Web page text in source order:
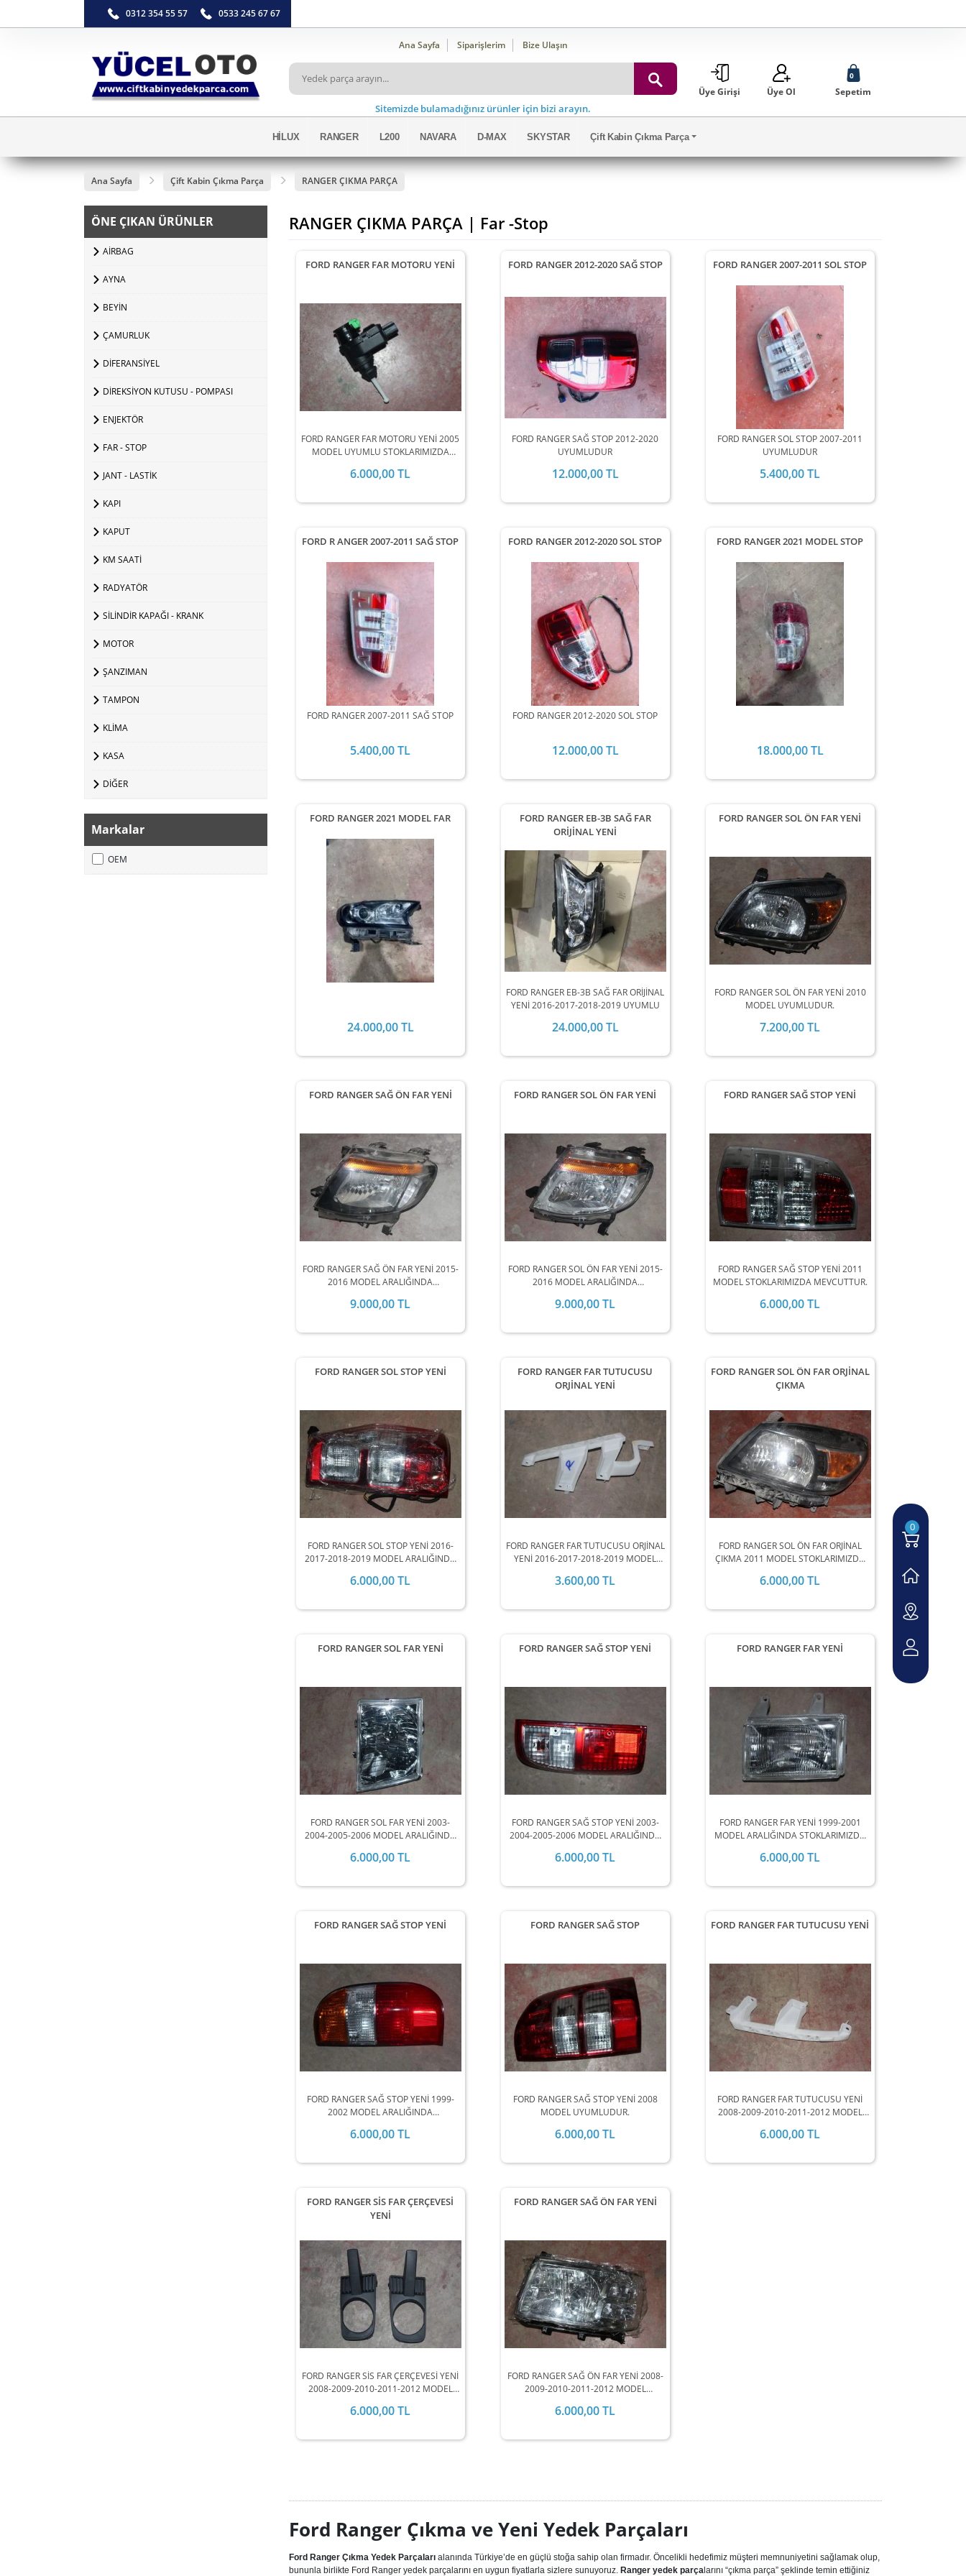
0312 354 55 57 0533 245 67 67
Ana Sayfa Siparişlerim Bize Ulaşın
Sitemizde bulamadığınız ürünler için bizi arayın.
Üye Girişi Üye Ol
0
Sepetim
HİLUX RANGER L200 NAVARA D-MAX SKYSTAR Çift Kabin Çıkma Parça
Ana Sayfa Çift Kabin Çıkma Parça RANGER ÇIKMA PARÇA
ÖNE ÇIKAN ÜRÜNLER
AİRBAG
AYNA
BEYİN
ÇAMURLUK
DİFERANSİYEL
DİREKSİYON KUTUSU - POMPASI
ENJEKTÖR
FAR - STOP
JANT - LASTİK
KAPI
KAPUT
KM SAATİ
RADYATÖR
SİLİNDİR KAPAĞI - KRANK
MOTOR
ŞANZIMAN
TAMPON
KLİMA
KASA
DİĞER
Markalar
OEM
RANGER ÇIKMA PARÇA | Far -Stop
FORD RANGER FAR MOTORU YENİ
FORD RANGER FAR MOTORU YENİ 2005
MODEL UYUMLU STOKLARIMIZDA
6.000,00 TL
FORD RANGER 2012-2020 SAĞ STOP
FORD RANGER SAĞ STOP 2012-2020
UYUMLUDUR
12.000,00 TL
FORD RANGER 2007-2011 SOL STOP
FORD RANGER SOL STOP 2007-2011
UYUMLUDUR
5.400,00 TL
FORD R ANGER 2007-2011 SAĞ STOP
FORD RANGER 2007-2011 SAĞ STOP
5.400,00 TL
FORD RANGER 2012-2020 SOL STOP
FORD RANGER 2012-2020 SOL STOP
12.000,00 TL
FORD RANGER 2021 MODEL STOP
18.000,00 TL
FORD RANGER 2021 MODEL FAR
24.000,00 TL
FORD RANGER EB-3B SAĞ FAR
ORİJİNAL YENİ
FORD RANGER EB-3B SAĞ FAR ORİJİNAL
YENİ 2016-2017-2018-2019 UYUMLU
24.000,00 TL
FORD RANGER SOL ÖN FAR YENİ
FORD RANGER SOL ÖN FAR YENİ 2010
MODEL UYUMLUDUR.
7.200,00 TL
FORD RANGER SAĞ ÖN FAR YENİ
FORD RANGER SAĞ ÖN FAR YENİ 2015-
2016 MODEL ARALIĞINDA
9.000,00 TL
FORD RANGER SOL ÖN FAR YENİ
FORD RANGER SOL ÖN FAR YENİ 2015-
2016 MODEL ARALIĞINDA
9.000,00 TL
FORD RANGER SAĞ STOP YENİ
FORD RANGER SAĞ STOP YENİ 2011
MODEL STOKLARIMIZDA MEVCUTTUR.
6.000,00 TL
FORD RANGER SOL STOP YENİ
FORD RANGER SOL STOP YENİ 2016-
2017-2018-2019 MODEL ARALIĞINDA
6.000,00 TL
FORD RANGER FAR TUTUCUSU
ORJİNAL YENİ
FORD RANGER FAR TUTUCUSU ORJİNAL
YENİ 2016-2017-2018-2019 MODEL
MEVCUTTUR.
3.600,00 TL
FORD RANGER SOL ÖN FAR ORJİNAL
ÇIKMA
FORD RANGER SOL ÖN FAR ORJİNAL
ÇIKMA 2011 MODEL STOKLARIMIZDA
6.000,00 TL
FORD RANGER SOL FAR YENİ
FORD RANGER SOL FAR YENİ 2003-
2004-2005-2006 MODEL ARALIĞINDA
6.000,00 TL
FORD RANGER SAĞ STOP YENİ
FORD RANGER SAĞ STOP YENİ 2003-
2004-2005-2006 MODEL ARALIĞINDA
6.000,00 TL
FORD RANGER FAR YENİ
FORD RANGER FAR YENİ 1999-2001
MODEL ARALIĞINDA STOKLARIMIZDA
6.000,00 TL
FORD RANGER SAĞ STOP YENİ
FORD RANGER SAĞ STOP YENİ 1999-
2002 MODEL ARALIĞINDA
6.000,00 TL
FORD RANGER SAĞ STOP
FORD RANGER SAĞ STOP YENİ 2008
MODEL UYUMLUDUR.
6.000,00 TL
FORD RANGER FAR TUTUCUSU YENİ
FORD RANGER FAR TUTUCUSU YENİ
2008-2009-2010-2011-2012 MODEL
MEVCUTTUR.
6.000,00 TL
FORD RANGER SİS FAR ÇERÇEVESİ
YENİ
FORD RANGER SİS FAR ÇERÇEVESİ YENİ
2008-2009-2010-2011-2012 MODEL
MEVCUTTUR.
6.000,00 TL
FORD RANGER SAĞ ÖN FAR YENİ
FORD RANGER SAĞ ÖN FAR YENİ 2008-
2009-2010-2011-2012 MODEL
MEVCUTTUR.
6.000,00 TL
Ford Ranger Çıkma ve Yeni Yedek Parçaları
Ford Ranger Çıkma Yedek Parçaları alanında Türkiye’de en güçlü stoğa sahip olan firmadır. Öncelikli hedefimiz müşteri memnuniyetini sağlamak olup,
bununla birlikte Ford Ranger yedek parçalarını en uygun fiyatlarla sizlere sunuyoruz. Ranger yedek parça larını “çıkma parça” şeklinde temin ettiğiniz
0